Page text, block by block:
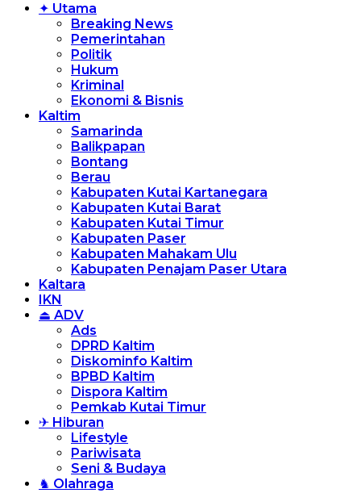
✦ Utama
Breaking News
Pemerintahan
Politik
Hukum
Kriminal
Ekonomi & Bisnis
Kaltim
Samarinda
Balikpapan
Bontang
Berau
Kabupaten Kutai Kartanegara
Kabupaten Kutai Barat
Kabupaten Kutai Timur
Kabupaten Paser
Kabupaten Mahakam Ulu
Kabupaten Penajam Paser Utara
Kaltara
IKN
⏏ ADV
Ads
DPRD Kaltim
Diskominfo Kaltim
BPBD Kaltim
Dispora Kaltim
Pemkab Kutai Timur
✈ Hiburan
Lifestyle
Pariwisata
Seni & Budaya
♞ Olahraga